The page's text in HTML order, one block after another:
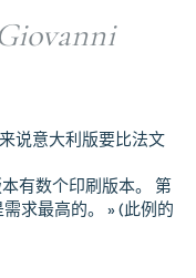
说意大利版要比法文
有数个印刷版本。 第
求最高的。 » (此例的